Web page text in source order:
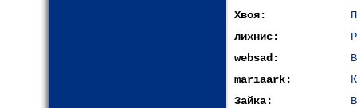
Хвоя:
лихнис:
websad:
mariaark:
Зайка: